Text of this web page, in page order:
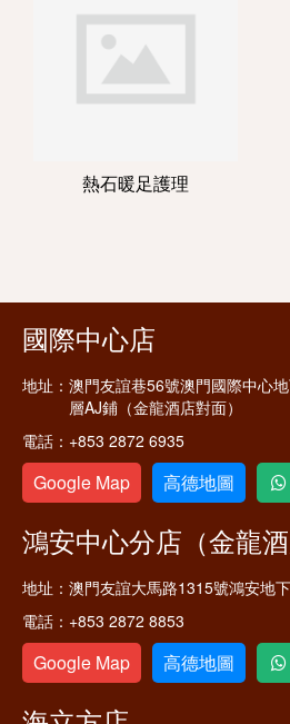
熱石暖足護理
國際中心店
地址： 澳門友誼巷56號澳門國際中心
層AJ鋪（金龍酒店對面）
電話： +853 2872 6935
Google Map 高德地圖
鴻安中心分店（金龍酒
地址： 澳門友誼大馬路1315號鴻安地
電話： +853 2872 8853
Google Map 高德地圖